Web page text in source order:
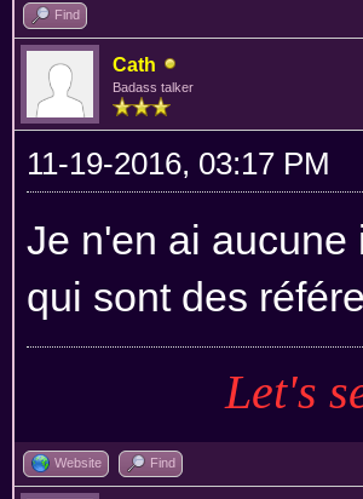
Find
Cath
Badass talker
11-19-2016, 03:17 PM
Je n'en ai aucune
qui sont des
Let's
Website Find